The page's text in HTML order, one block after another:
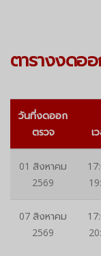
ตารางงดอ
วันที่งดออก
ตรวจ
เ
01 สิงหาคม
2569
07 สิงหาคม
2569